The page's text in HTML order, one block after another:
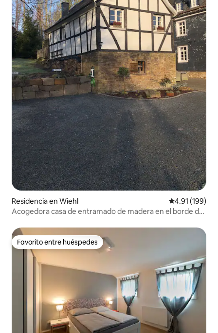
Residencia en Wiehl Calificación
4.91 (199)
Acogedora casa de entramado de madera en el borde del
Favorito entre huéspedes
Favorito entre huéspedes